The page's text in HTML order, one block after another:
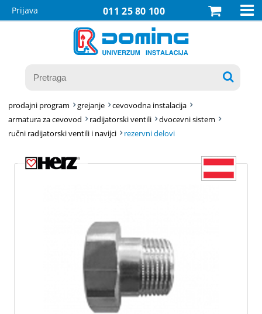
011 25 80 100
Prijava 

prodajni program grejanje
cevovodna instalacija
armatura za cevovod
radijatorski ventili
dvocevni sistem
ručni radijatorski ventili i navijci
rezervni delovi